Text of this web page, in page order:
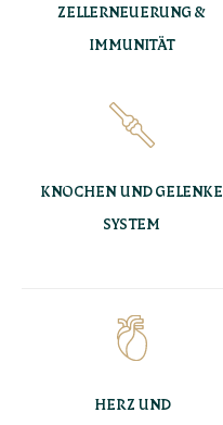
ZELLERNEUERUNG &
IMMUNITÄT
KNOCHEN UND GELENKE
SYSTEM
HERZ UND